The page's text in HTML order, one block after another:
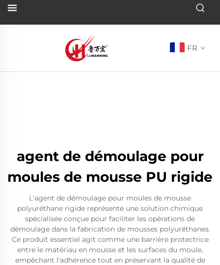
FR
agent de démoulage pour
moules de mousse PU rigide
L'agent de démoulage pour moules de mousse
polyuréthane rigide représente une solution chimique
spécialisée conçue pour faciliter les opérations de
démoulage dans la fabrication de mousses polyuréthanes.
Ce produit essentiel agit comme une barrière protectrice
entre le matériau en mousse et les surfaces du moule,
empêchant l'adhérence tout en préservant la qualité de